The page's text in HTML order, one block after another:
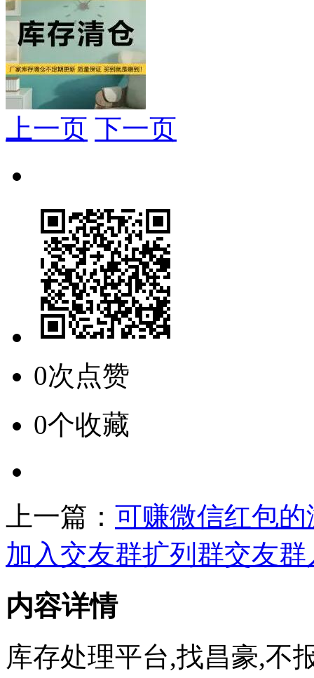
上一页 下一页
0次点赞
0个收藏
上一篇： 可赚微信红包的
加入交友群扩列群交友
内容详情
库存处理平台,找昌豪,不